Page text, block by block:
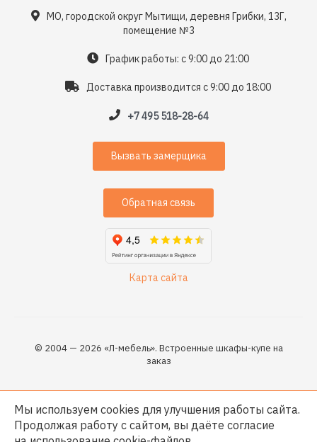
МО, городской округ Мытищи, деревня Грибки, 13Г,
помещение №3
График работы: с 9:00 до 21:00
Доставка производится с 9:00 до 18:00
+7 495 518-28-64
Вызвать замерщика
Обратная связь
Карта сайта
© 2004 — 2026 «Л-мебель». Встроенные шкафы-купе на
заказ
Мы используем cookies для улучшения работы сайта.
Продолжая работу с сайтом, вы даёте согласие